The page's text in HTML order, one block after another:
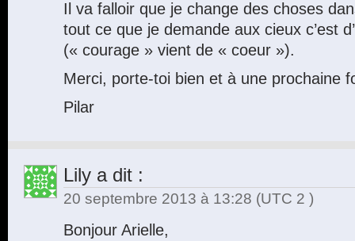
Il va falloir que je change des choses
tout ce que je demande aux cieux c’est
(« courage » vient de « coeur »).
Merci, porte-toi bien et à une prochaine
Pilar
Lily a dit :
20 septembre 2013 à 13:28 (UTC 2 )
Bonjour Arielle,